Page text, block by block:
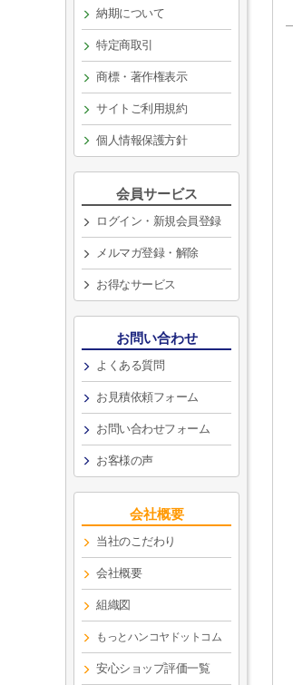
納期について
特定商取引
商標・著作権表示
サイトご利用規約
個人情報保護方針
会員サービス
ログイン・新規会員登録
メルマガ登録・解除
お得なサービス
お問い合わせ
よくある質問
お見積依頼フォーム
お問い合わせフォーム
お客様の声
会社概要
当社のこだわり
会社概要
組織図
もっとハンコヤドットコム
安心ショップ評価一覧